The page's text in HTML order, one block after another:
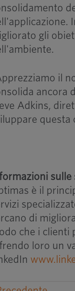
gli
il
ancora
Adkins,
questa
è il
di
che i clienti
loro un